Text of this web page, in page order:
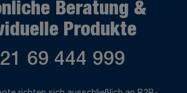
Beratung &
Produkte
69 444 999